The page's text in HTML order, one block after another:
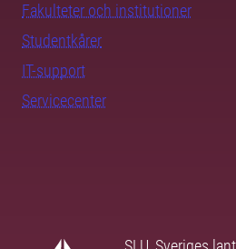
Fakulteter och institutioner
Studentkårer
IT-support
Servicecenter